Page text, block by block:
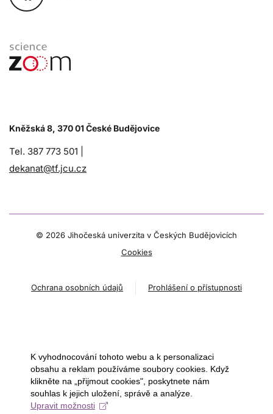
Kněžská 8, 370 01 České Budějovice
Tel. 387 773 501 |
dekanat@tf.jcu.cz
© 2026 Jihočeská univerzita v Českých Budějovicích
Cookies
Ochrana osobních údajů Prohlášení o přístupnosti
K vyhodnocování tohoto webu a k personalizaci
obsahu a reklam používáme soubory cookies. Když
klikněte na „přijmout cookies", poskytnete nám
souhlas k jejich uložení, správě a analýze.
Upravit možnosti